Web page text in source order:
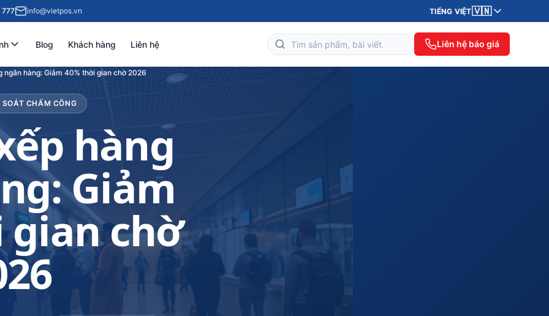
info@vietpos.vn TIẾNG VIỆT🇻🇳
Blog Khách hàng Liên hệ Liên hệ báo giá
ngân hàng: Giảm 40% thời gian chờ 2026
CHẤM CÔNG
hàng
Giảm
gian chờ